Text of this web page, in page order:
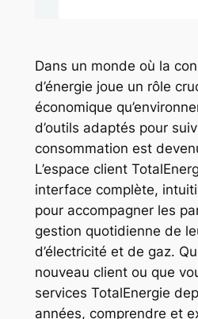
Dans un monde où la
d’énergie joue un rôle
économique
d’outils adaptés pour
consommation est
L’espace client
interface complète,
pour accompagner les
gestion quotidienne de
d’électricité et de gaz.
nouveau client ou que
services TotalEnergie
années, comprendre et